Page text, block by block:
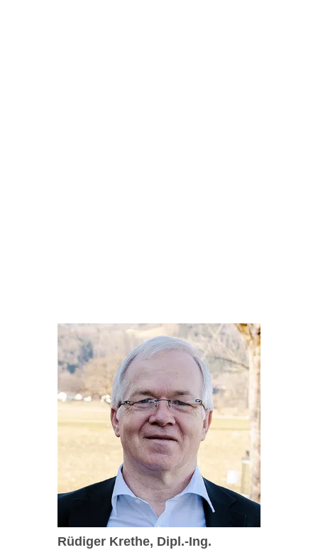
Rüdiger Krethe, Dipl.-Ing.